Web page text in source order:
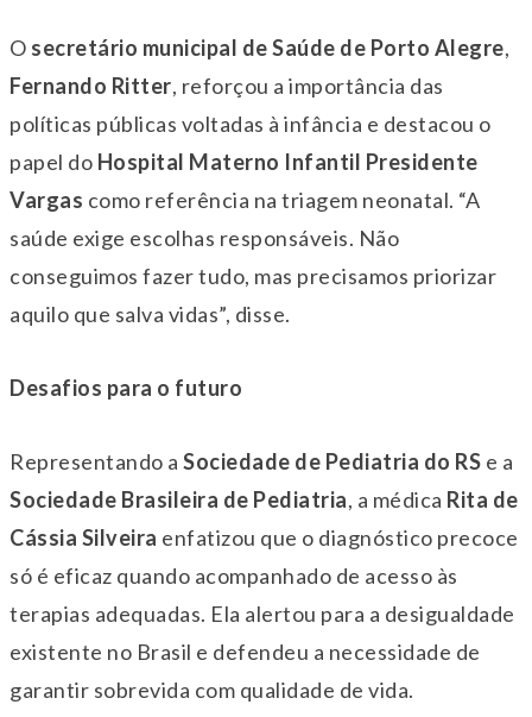
O secretário municipal de Saúde de Porto Alegre,
Fernando Ritter, reforçou a importância das
políticas públicas voltadas à infância e destacou o
papel do Hospital Materno Infantil Presidente
Vargas como referência na triagem neonatal. “A
saúde exige escolhas responsáveis. Não
conseguimos fazer tudo, mas precisamos priorizar
aquilo que salva vidas”, disse.
Desafios para o futuro
Representando a Sociedade de Pediatria do RS e a
Sociedade Brasileira de Pediatria, a médica Rita de
Cássia Silveira enfatizou que o diagnóstico precoce
só é eficaz quando acompanhado de acesso às
terapias adequadas. Ela alertou para a desigualdade
existente no Brasil e defendeu a necessidade de
garantir sobrevida com qualidade de vida.